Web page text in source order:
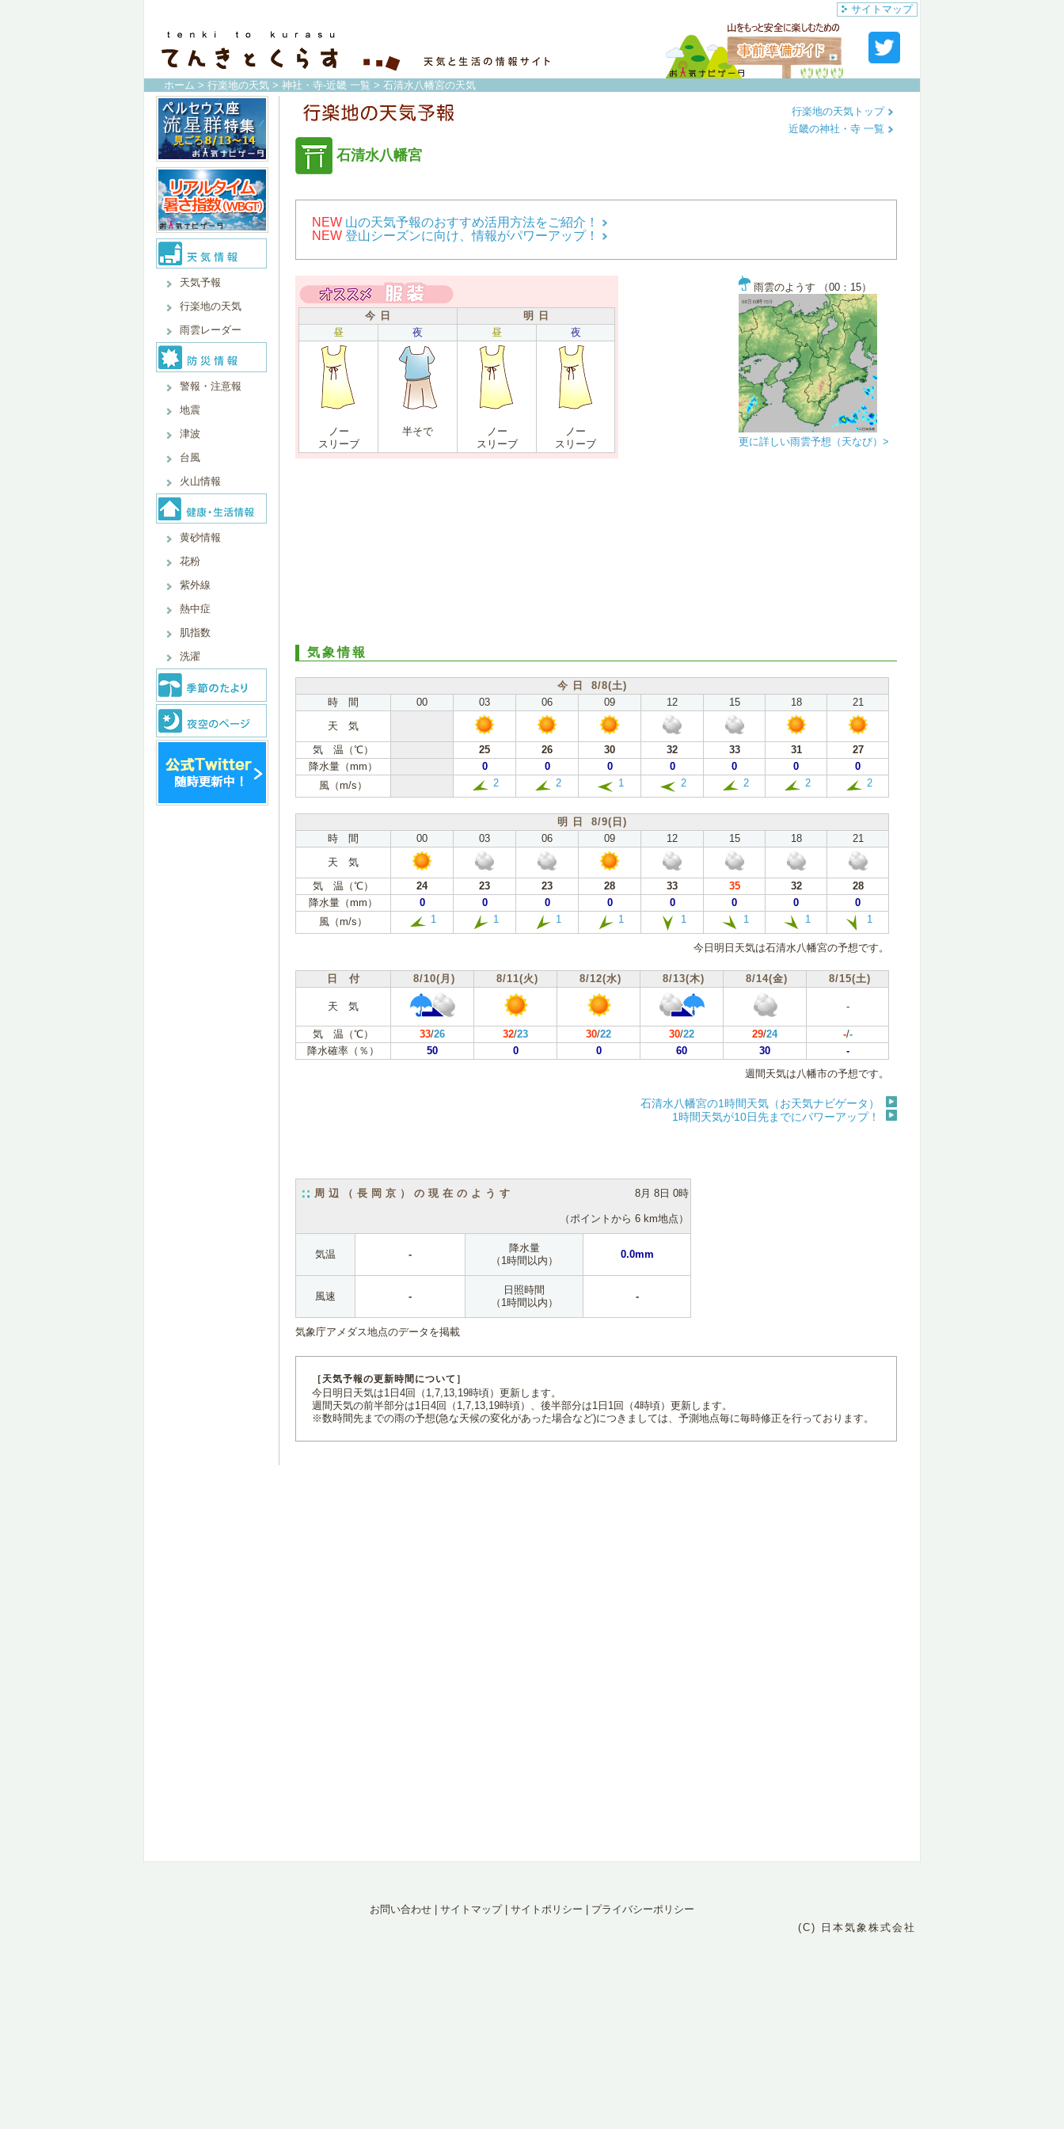
サイトマップ
ホーム > 行楽地の天気 > 神社・寺-近畿 一覧 > 石清水八幡宮の天気
天気予報
行楽地の天気
雨雲レーダー
警報・注意報
地震
津波
台風
火山情報
黄砂情報
花粉
紫外線
熱中症
肌指数
洗濯
石清水八幡宮
行楽地の天気トップ
近畿の神社・寺 一覧
NEW 山の天気予報のおすすめ活用方法をご紹介！
NEW 登山シーズンに向け、情報がパワーアップ！
今 日
明 日
昼
夜 昼 夜
ノー
スリーブ
半そで
ノー
スリーブ
ノー
スリーブ
雨雲のようす （00：15）
更に詳しい雨雲予想（天なび）>
気象情報
今 日 8/8(土)
時 間
00 03 06 09 12 15 18
21
天 気
気 温（℃）
25 26 30 32 33 31
27
降水量（mm）
0 0 0 0 0 0
0
風（m/s）
2 2 1 2 2 2 2
明 日 8/9(日)
時 間
00 03 06 09 12 15 18
21
天 気
気 温（℃）
24 23 23 28 33 35 32
28
降水量（mm）
0 0 0 0 0 0 0
0
風（m/s）
1 1 1 1 1 1 1 1
今日明日天気は石清水八幡宮の予想です。
日 付 8/10(月) 8/11(火) 8/12(水) 8/13(木) 8/14(金) 8/15(土)
天 気 -
気 温（℃） 33/26 32/23 30/22 30/22 29/24 -/-
降水確率（％）
50 0 0 60 30
-
週間天気は八幡市の予想です。
石清水八幡宮の1時間天気（お天気ナビゲータ）
1時間天気が10日先までにパワーアップ！
周辺（長岡京）の現在のようす 8月 8日 0時
（ポイントから 6 km地点）
気温 -
降水量
（1時間以内）
0.0mm
風速 -
日照時間
（1時間以内）
-
気象庁アメダス地点のデータを掲載
［天気予報の更新時間について］
今日明日天気は1日4回（1,7,13,19時頃）更新します。
週間天気の前半部分は1日4回（1,7,13,19時頃）、後半部分は1日1回（4時頃）更新します。
※数時間先までの雨の予想(急な天候の変化があった場合など)につきましては、予測地点毎に毎時修正を行っております。
お問い合わせ サイトマップ| サイトポリシー
プライバシーポリシー
(C) 日本気象株式会社